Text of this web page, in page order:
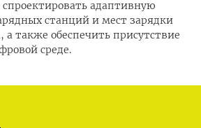
адаптивную
станций и мест зарядки
а также обеспечить присутствие
среде.